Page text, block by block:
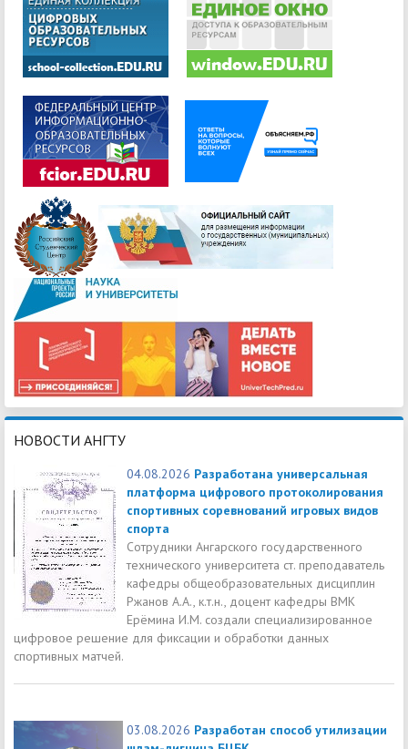
НОВОСТИ АНГТУ
04.08.2026 Разработана универсальная
платформа цифрового протоколирования
спортивных соревнований игровых видов
спорта
Сотрудники Ангарского государственного
технического университета ст. преподаватель
кафедры общеобразовательных дисциплин
Ржанов А.А., к.т.н., доцент кафедры ВМК
Ерёмина И.М. создали специализированное
цифровое решение для фиксации и обработки данных
спортивных матчей.
03.08.2026 Разработан способ утилизации